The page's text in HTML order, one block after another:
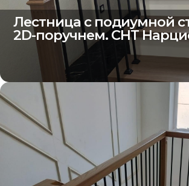
Лестница с подиумной
2D-поручнем. СНТ